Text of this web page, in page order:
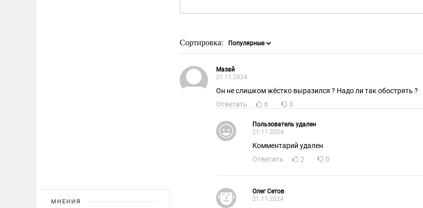
МНЕНИЯ
Сортировка:
Мазай
21.11.2024
Он не слишком жёстко выразился ? Надо ли так обострять ?
Ответить
6 0
Пользователь удален
21.11.2024
Комментарий удален
Ответить
2 0
Олег Сетов
21.11.2024